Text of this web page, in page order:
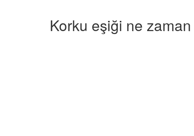
Korku eşiği ne zaman